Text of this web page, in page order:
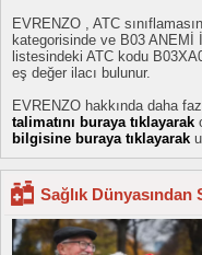
EVRENZO , ATC
kategorisinde ve B03 ANEMİ
listesindeki ATC kodu
eş değer ilacı bulunur.
EVRENZO hakkında daha
talimatını buraya tıklayarak
bilgisine buraya tıklayarak
Sağlık Dünyasından